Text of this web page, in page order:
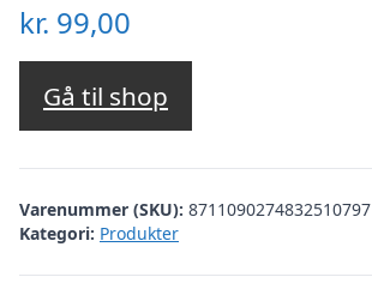
kr. 99,00
Gå til shop
Varenummer (SKU): 8711090274832510797
Kategori: Produkter